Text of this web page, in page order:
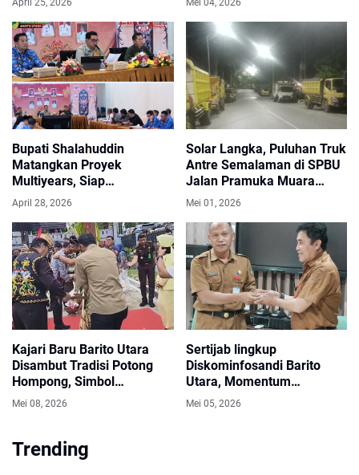
April 25, 2026 Mei 04, 2026
Bupati Shalahuddin
Matangkan Proyek
Multiyears, Siap
Dipaparkan ke DPRD Barito
April 28, 2026
Solar Langka, Puluhan Truk
Antre Semalaman di SPBU
Jalan Pramuka Muara
Teweh
Mei 01, 2026
Kajari Baru Barito Utara
Disambut Tradisi Potong
Hompong, Simbol
Kehormatan dan Harapan
Mei 08, 2026
Sertijab lingkup
Diskominfosandi Barito
Utara, Momentum
Peningkatan Kinerja,
Mei 05, 2026
Trending